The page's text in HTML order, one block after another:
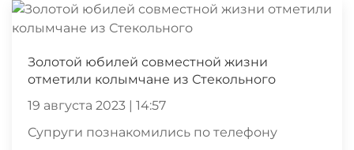
Золотой юбилей совместной жизни
отметили колымчане из Стекольного
19 августа 2023 | 14:57
Супруги познакомились по телефону